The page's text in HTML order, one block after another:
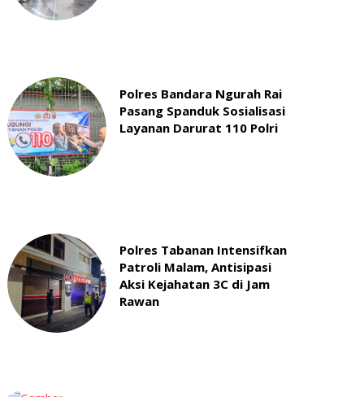
Polres Bandara Ngurah Rai
Pasang Spanduk Sosialisasi
Layanan Darurat 110 Polri
Polres Tabanan Intensifkan
Patroli Malam, Antisipasi
Aksi Kejahatan 3C di Jam
Rawan